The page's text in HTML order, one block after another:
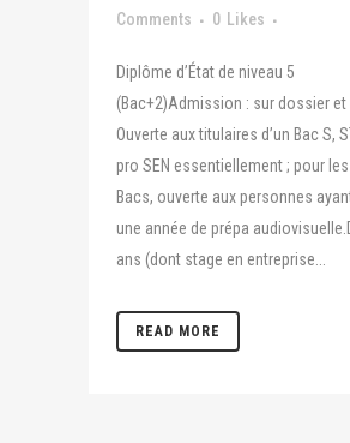
Comments
0 Likes
Diplôme d’État de niveau 5
(Bac+2)Admission : sur dossier et
Ouverte aux titulaires d’un Bac S,
pro SEN essentiellement ; pour
Bacs, ouverte aux personnes
une année de prépa
ans (dont stage en entreprise...
READ MORE